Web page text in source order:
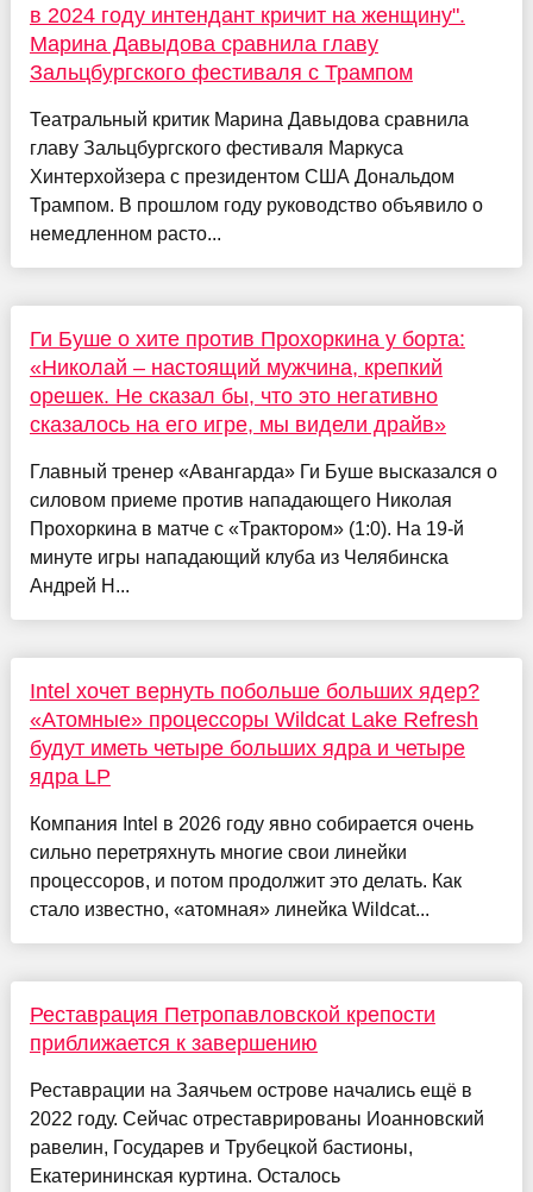
в 2024 году интендант кричит на женщину".
Марина Давыдова сравнила главу
Зальцбургского фестиваля с Трампом
Театральный критик Марина Давыдова сравнила
главу Зальцбургского фестиваля Маркуса
Хинтерхойзера с президентом США Дональдом
Трампом. В прошлом году руководство объявило о
немедленном расто...
Ги Буше о хите против Прохоркина у борта:
«Николай – настоящий мужчина, крепкий
орешек. Не сказал бы, что это негативно
сказалось на его игре, мы видели драйв»
Главный тренер «Авангарда» Ги Буше высказался о
силовом приеме против нападающего Николая
Прохоркина в матче с «Трактором» (1:0). На 19-й
минуте игры нападающий клуба из Челябинска
Андрей Н...
Intel хочет вернуть побольше больших ядер?
«Атомные» процессоры Wildcat Lake Refresh
будут иметь четыре больших ядра и четыре
ядра LP
Компания Intel в 2026 году явно собирается очень
сильно перетряхнуть многие свои линейки
процессоров, и потом продолжит это делать. Как
стало известно, «атомная» линейка Wildcat...
Реставрация Петропавловской крепости
приближается к завершению
Реставрации на Заячьем острове начались ещё в
2022 году. Сейчас отреставрированы Иоанновский
равелин, Государев и Трубецкой бастионы,
Екатерининская куртина. Осталось